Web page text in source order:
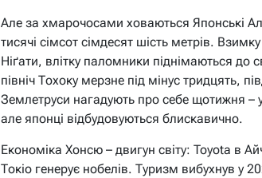
Але за хмарочосами ховаються Японські
тисячі сімсот сімдесят шість метрів.
Ніґати, влітку паломники піднімаються до
північ Тохоку мерзне під мінус тридцять,
Землетруси нагадують про себе щотижня –
але японці відбудовуються блискавично.
Економіка Хонсю – двигун світу: Toyota в
Токіо генерує нобелів. Туризм вибухнув у